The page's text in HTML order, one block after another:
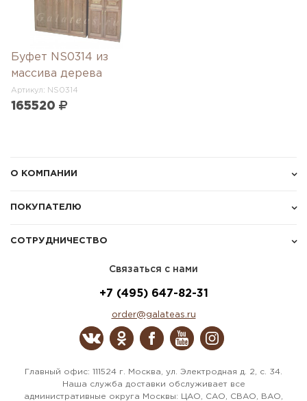
Буфет NS0314 из
массива дерева
Артикул: NS0314
165520
О КОМПАНИИ
ПОКУПАТЕЛЮ
СОТРУДНИЧЕСТВО
Связаться с нами
+7 (495) 647-82-31
order@galateas.ru
Главный офис: 111524 г. Москва, ул. Электродная д. 2, с. 34.
Наша служба доставки обслуживает все
административные округа Москвы: ЦАО, САО, СВАО, ВАО,